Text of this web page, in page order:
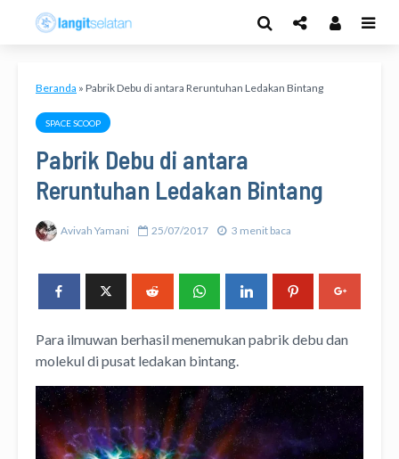
Beranda » Pabrik Debu di antara Reruntuhan Ledakan Bintang
SPACE SCOOP
Pabrik Debu di antara
Reruntuhan Ledakan Bintang
Avivah Yamani 25/07/2017 3 menit baca
Para ilmuwan berhasil menemukan pabrik debu dan
molekul di pusat ledakan bintang.